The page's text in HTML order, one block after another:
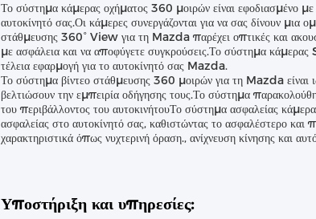
Το σύστημα κάμερας οχήματος 360 μοιρών είναι εφοδιασμένο
αυτοκίνητό σας.Οι κάμερες συνεργάζονται για να σας δίνουν μια
στάθμευσης 360° View για τη Mazda παρέχει οπτικές και
με ασφάλεια και να αποφύγετε συγκρούσεις.Το σύστημα
τέλεια εφαρμογή για το αυτοκίνητό σας Mazda.
Το σύστημα βίντεο στάθμευσης 360 μοιρών για τη Mazda είναι
βελτιώσουν την εμπειρία οδήγησης τους.Το σύστημα
του περιβάλλοντος του αυτοκινήτουΤο σύστημα ασφαλείας
ασφαλείας στο αυτοκίνητό σας, καθιστώντας το ασφαλέστερο
χαρακτηριστικά όπως νυχτερινή όραση., ανίχνευση κίνησης και
Υποστήριξη και υπηρεσίες: